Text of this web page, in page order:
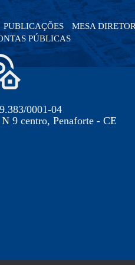
PUBLICAÇÕES
MESA
PÚBLICAS
0001-04
9 centro, Penaforte - CE